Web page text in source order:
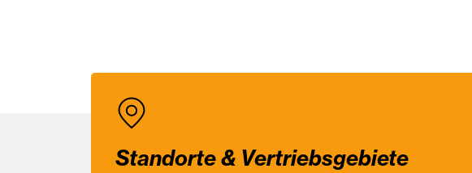
Standorte & Vertriebsgebiete